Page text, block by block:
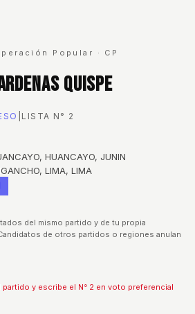
Popular · CP
Quispe
LISTA N° 2
HUANCAYO, JUNIN
LIMA, LIMA
del mismo partido y de tu propia
de otros partidos o regiones anulan
partido y escribe el N° 2 en voto preferencial